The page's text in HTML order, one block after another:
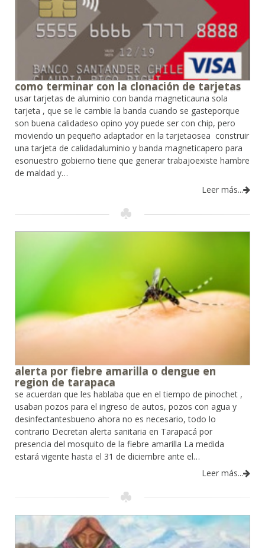
como terminar con la clonación de tarjetas
usar tarjetas de aluminio con banda magneticauna sola
tarjeta , que se le cambie la banda cuando se gasteporque
son buena calidadeso opino yoy puede ser con chip, pero
moviendo un pequeño adaptador en la tarjetaosea construir
una tarjeta de calidadaluminio y banda magneticapero para
esonuestro gobierno tiene que generar trabajoexiste hambre
de maldad y…
Leer más...
alerta por fiebre amarilla o dengue en
region de tarapaca
se acuerdan que les hablaba que en el tiempo de pinochet ,
usaban pozos para el ingreso de autos, pozos con agua y
desinfectantesbueno ahora no es necesario, todo lo
contrario Decretan alerta sanitaria en Tarapacá por
presencia del mosquito de la fiebre amarilla La medida
estará vigente hasta el 31 de diciembre ante el…
Leer más...